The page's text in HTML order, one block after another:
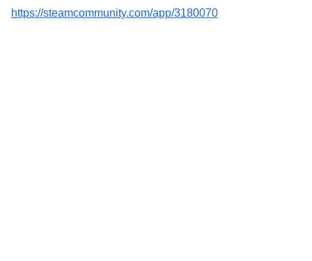
https://steamcommunity.com/app/3180070